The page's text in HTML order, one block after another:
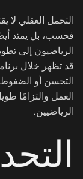
التحمل العقلي لا
فحسب، بل يمتد
الرياضيون إلى
قد تظهر خلال
التحسن أو الضغوط
العمل والتزامًا
الرياضيين.